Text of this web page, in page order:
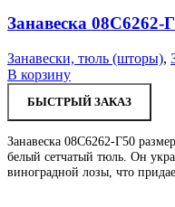
Занавеска 08С6262-
Занавески, тюль (шторы),
В корзину
БЫСТРЫЙ ЗАКАЗ
Занавеска 08С6262-Г50
белый сетчатый тюль. Он
виноградной лозы, что